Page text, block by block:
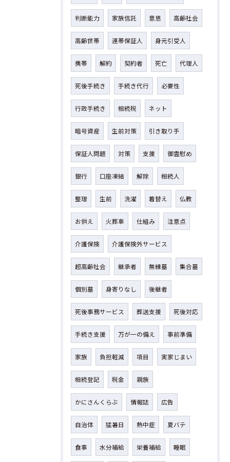
判断能力 家族信託 意思 高齢社会
高齢世帯 連帯保証人 身元引受人
携帯 解約 契約者 死亡 代理人
死後手続き 手続き代行 必要性
行政手続き 相続税 ネット
暗号資産 生前対策 引き取り手
保証人問題 対策 支援 御霊慰め
銀行 口座凍結 解除 相続人
整理 生前 洗濯 着替え 仏教
お供え 火葬車 仕組み 注意点
介護保険 介護保険外サービス
超高齢社会 継承者 無縁墓 集合墓
個別墓 身寄りなし 後継者
死後事務サービス 葬送支援 死後対応
手続き支援 万が一の備え 事前準備
家族 負担軽減 項目 実家じまい
相続登記 税金 親族
かにさんくらぶ 情報誌 広告
自治体 猛暑日 熱中症 夏バテ
食事 水分補給 栄養補給 睡眠